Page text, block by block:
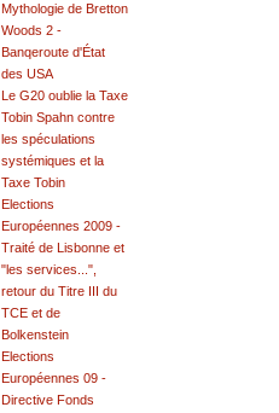
Mythologie de Bretton
Woods 2 -
Banqeroute d'État
des USA
Le G20 oublie la Taxe
Tobin Spahn contre
les spéculations
systémiques et la
Taxe Tobin
Elections
Européennes 2009 -
Traité de Lisbonne et
"les services...",
retour du Titre III du
TCE et de
Bolkenstein
Elections
Européennes 09 -
Directive Fonds